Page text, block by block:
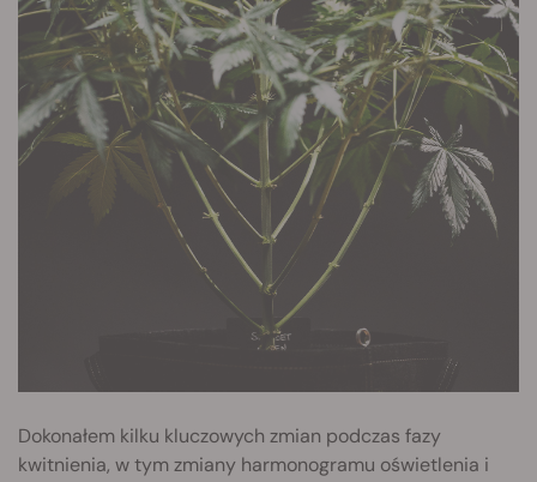
Dokonałem kilku kluczowych zmian podczas fazy
kwitnienia, w tym zmiany harmonogramu oświetlenia i